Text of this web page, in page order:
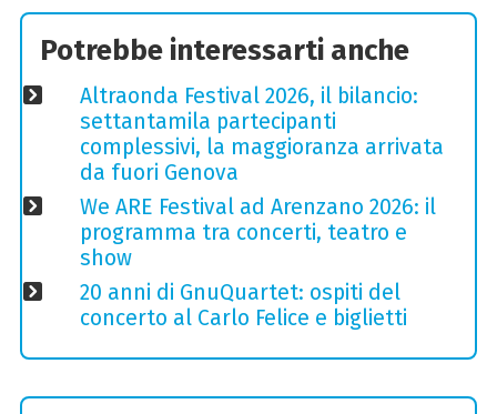
Potrebbe interessarti anche
Altraonda Festival 2026, il bilancio:
settantamila partecipanti
complessivi, la maggioranza arrivata
da fuori Genova
We ARE Festival ad Arenzano 2026: il
programma tra concerti, teatro e
show
20 anni di GnuQuartet: ospiti del
concerto al Carlo Felice e biglietti